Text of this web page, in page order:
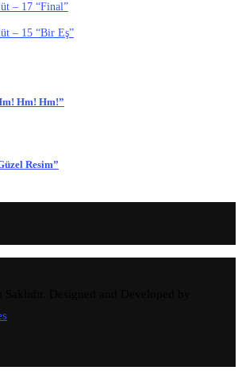
– 17 “Final”
– 15 “Bir Eş”
Hm! Hm!”
Resim”